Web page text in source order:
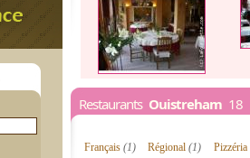
Restaurants Ouistreham 18
Français (1) Régional(1) Pizzéria